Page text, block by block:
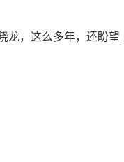
龙，这么多年，还盼望